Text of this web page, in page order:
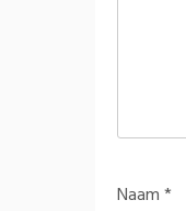
Naam*